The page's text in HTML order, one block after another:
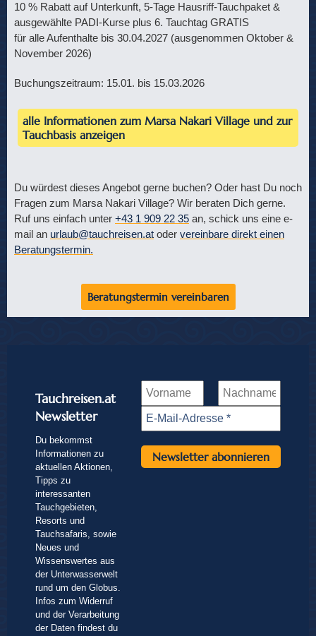
10 % Rabatt auf Unterkunft, 5-Tage Hausriff-Tauchpaket &
ausgewählte PADI-Kurse plus 6. Tauchtag GRATIS
für alle Aufenthalte bis 30.04.2027 (ausgenommen Oktober &
November 2026)
Buchungszeitraum: 15.01. bis 15.03.2026
alle Informationen zum Marsa Nakari Village und zur
Tauchbasis anzeigen
Du würdest dieses Angebot gerne buchen? Oder hast Du noch
Fragen zum Marsa Nakari Village? Wir beraten Dich gerne.
Ruf uns einfach unter +43 1 909 22 35 an, schick uns eine e-
mail an urlaub@tauchreisen.at oder vereinbare direkt einen
Beratungstermin.
Beratungstermin vereinbaren
Tauchreisen.at
Newsletter
Du bekommst
Informationen zu
aktuellen Aktionen,
Tipps zu
interessanten
Tauchgebieten,
Resorts und
Tauchsafaris, sowie
Neues und
Wissenswertes aus
der Unterwasserwelt
rund um den Globus.
Infos zum Widerruf
und der Verarbeitung
der Daten findest du